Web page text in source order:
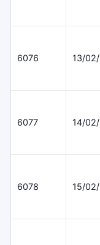
6076 13/
6077 14/
6078 15/